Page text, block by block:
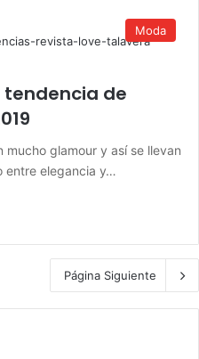
Moda
tendencia de
mucho glamour y así se llevan
entre elegancia y…
Página Siguiente